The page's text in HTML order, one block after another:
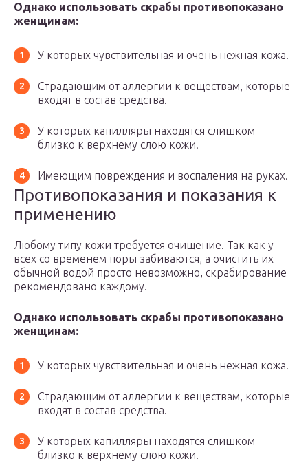
Однако использовать скрабы противопоказано
женщинам:
У которых чувствительная и очень нежная кожа.
Страдающим от аллергии к веществам, которые
входят в состав средства.
У которых капилляры находятся слишком
близко к верхнему слою кожи.
Имеющим повреждения и воспаления на руках.
Противопоказания и показания к
применению
Любому типу кожи требуется очищение. Так как у
всех со временем поры забиваются, а очистить их
обычной водой просто невозможно, скрабирование
рекомендовано каждому.
Однако использовать скрабы противопоказано
женщинам:
У которых чувствительная и очень нежная кожа.
Страдающим от аллергии к веществам, которые
входят в состав средства.
У которых капилляры находятся слишком
близко к верхнему слою кожи.